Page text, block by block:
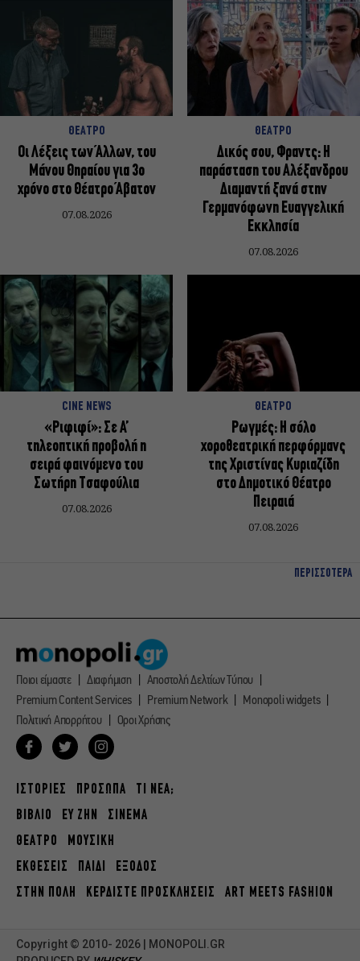
ΘΕΑΤΡΟ
Οι Λέξεις των Άλλων, του
Μάνου Θηραίου για 3ο
χρόνο στο Θέατρο Άβατον
07.08.2026
ΘΕΑΤΡΟ
Δικός σου, Φραντς: Η
παράσταση του Αλέξανδρου
Διαμαντή ξανά στην
Γερμανόφωνη Ευαγγελική
Εκκλησία
07.08.2026
CINE NEWS
«Ριφιφί»: Σε Α’
τηλεοπτική προβολή η
σειρά φαινόμενο του
Σωτήρη Τσαφούλια
07.08.2026
ΘΕΑΤΡΟ
Ρωγμές: Η σόλο
χοροθεατρική περφόρμανς
της Χριστίνας Κυριαζίδη
στο Δημοτικό Θέατρο
Πειραιά
07.08.2026
ΠΕΡΙΣΣΟΤΕΡΑ
Ποιοι είμαστε Διαφήμιση
Αποστολή Δελτίων Τύπου
Premium Content Services
Premium Network
Monopoli widgets
Πολιτική Απορρήτου
Οροι Χρήσης
ΙΣΤΟΡΙΕΣ ΠΡΟΣΩΠΑ
ΤΙ ΝΕΑ;
ΒΙΒΛΙΟ
ΕΥ ΖΗΝ
ΣΙΝΕΜΑ
ΘΕΑΤΡΟ
ΜΟΥΣΙΚΗ
ΕΚΘΕΣΕΙΣ
ΠΑΙΔΙ
ΕΞΟΔΟΣ
ΣΤΗΝ ΠΟΛΗ
ΚΕΡΔΙΣΤΕ ΠΡΟΣΚΛΗΣΕΙΣ ART MEETS FASHION
Copyright © 2010- 2026 | MONOPOLI.GR